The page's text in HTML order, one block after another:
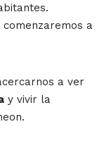
a
a ver
y vivir la